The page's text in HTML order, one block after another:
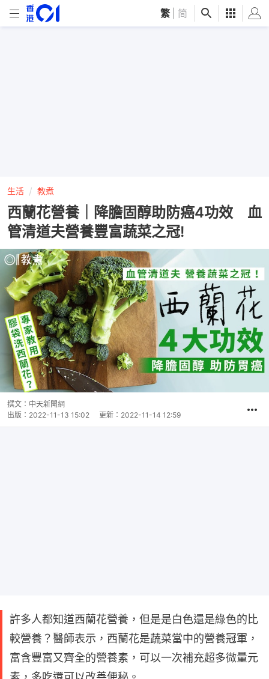
繁 简
生活 教煮
西蘭花營養｜降膽固醇助防癌4功效 血
管清道夫營養豐富蔬菜之冠!
撰文： 中天新聞網
出版： 2022-11-13 15:02 更新： 2022-11-14 12:59
許多人都知道西蘭花營養，但是是白色還是綠色的比
較營養？醫師表示，西蘭花是蔬菜當中的營養冠軍，
富含豐富又齊全的營養素，可以一次補充超多微量元